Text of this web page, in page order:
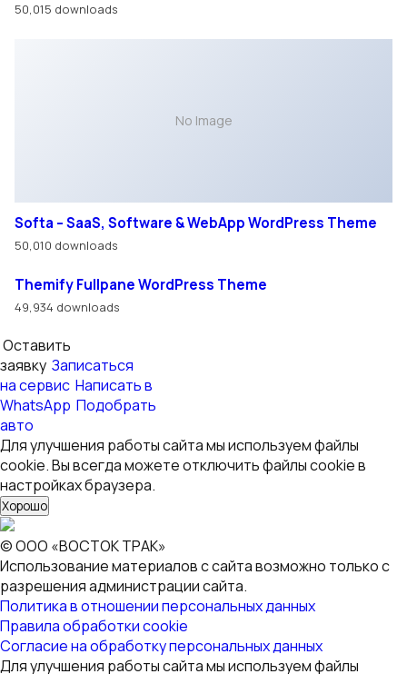
50,015 downloads
No Image
Softa – SaaS, Software & WebApp WordPress Theme
50,010 downloads
Themify Fullpane WordPress Theme
49,934 downloads
Оставить
заявку Записаться
на сервис Написать в
WhatsApp Подобрать
авто
Для улучшения работы сайта мы используем файлы
cookie. Вы всегда можете отключить файлы cookie в
настройках браузера.
Хорошо
© ООО «ВОСТОК ТРАК»
Использование материалов с сайта возможно только с
разрешения администрации сайта.
Политика в отношении персональных данных
Правила обработки cookie
Согласие на обработку персональных данных
Для улучшения работы сайта мы используем файлы